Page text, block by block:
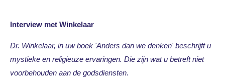
Interview met Winkelaar
Dr. Winkelaar, in uw boek 'Anders dan we denken' beschrijft u
mystieke en religieuze ervaringen. Die zijn wat u betreft niet
voorbehouden aan de godsdiensten.